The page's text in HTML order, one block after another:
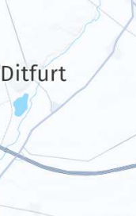
197,00 €